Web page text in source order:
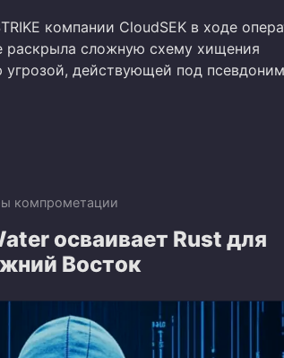
компании CloudSEK в ходе
раскрыла сложную схему хищения
угрозой, действующей под
компрометации
осваивает Rust для
Восток